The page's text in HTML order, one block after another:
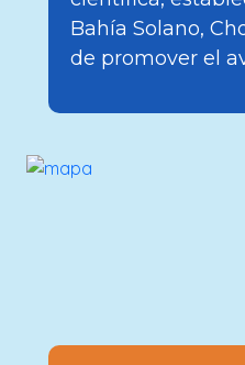
Bahía Solano,
de promover el